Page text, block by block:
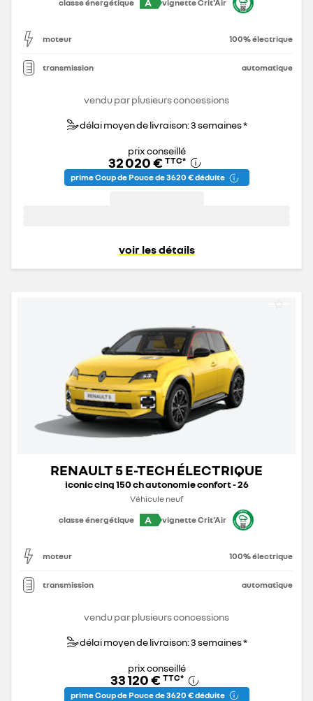
classe énergétique vignette Crit'Air
moteur 100% électrique
transmission automatique
vendu par plusieurs concessions
délai moyen de livraison: 3 semaines *
prix conseillé
32 020 € TTC*
prime Coup de Pouce de 3 620 € déduite
voir les détails
RENAULT 5 E-TECH ÉLECTRIQUE
iconic cinq 150 ch autonomie confort - 26
Véhicule neuf
classe énergétique
A vignette Crit'Air
moteur 100% électrique
transmission automatique
vendu par plusieurs concessions
délai moyen de livraison: 3 semaines *
prix conseillé
33 120 € TTC*
prime Coup de Pouce de 3 620 € déduite